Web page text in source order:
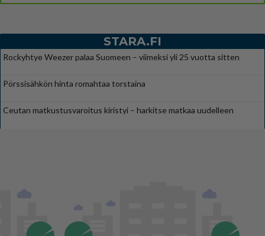
STARA.FI
Rockyhtye Weezer palaa Suomeen – viimeksi yli 25 vuotta sitten
Pörssisähkön hinta romahtaa torstaina
Ceutan matkustusvaroitus kiristyi – harkitse matkaa uudelleen